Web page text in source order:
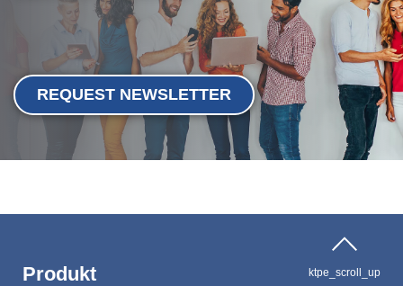
REQUEST NEWSLETTER
Produkt ktpe_scroll_up